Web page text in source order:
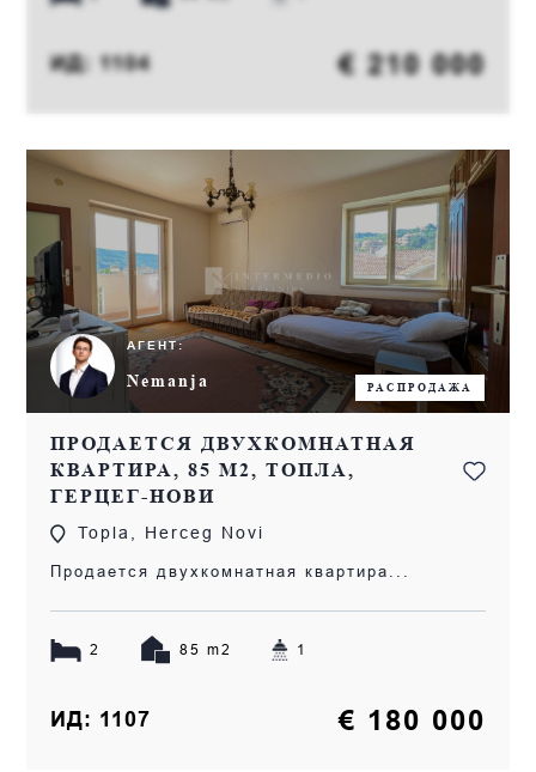
ИД: 1104 € 210 000
АГЕНТ:
Nemanja РАСПРОДАЖА
ПРОДАЕТСЯ ДВУХКОМНАТНАЯ
КВАРТИРА, 85 М2, ТОПЛА,
ГЕРЦЕГ-НОВИ
Topla, Herceg Novi
Продается двухкомнатная квартира...
2 85 m2 1
ИД: 1107 € 180 000